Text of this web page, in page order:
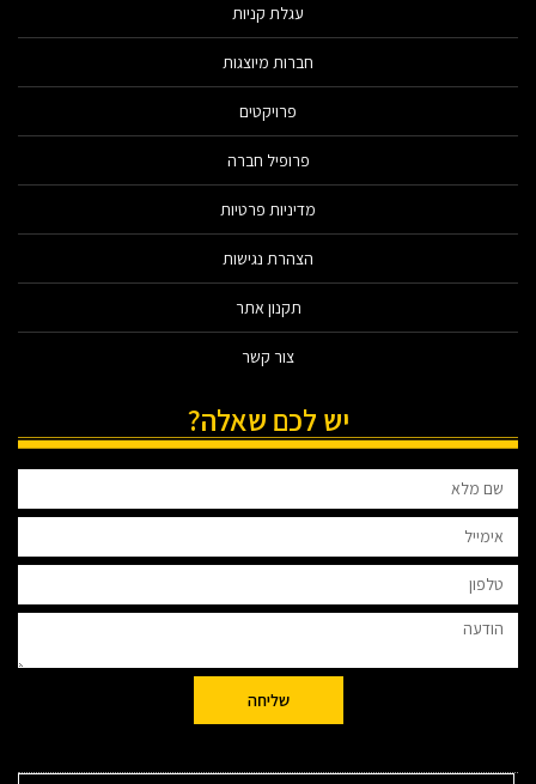
עגלת קניות
חברות מיוצגות
פרויקטים
פרופיל חברה
מדיניות פרטיות
הצהרת נגישות
תקנון אתר
צור קשר
יש לכם שאלה?
שליחה